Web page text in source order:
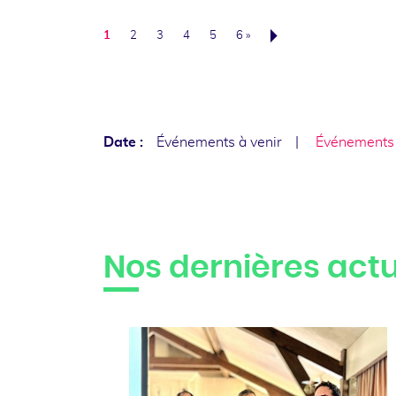
1 2 3 4 5 6 »
Date : Événements à venir
Nos dernières